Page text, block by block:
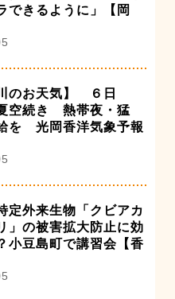
できるように」【岡
のお天気】 ６日
空続き 熱帯夜・猛
を 光岡香洋気象予報
定外来生物「クビアカ
」の被害拡大防止に効
小豆島町で講習会【香